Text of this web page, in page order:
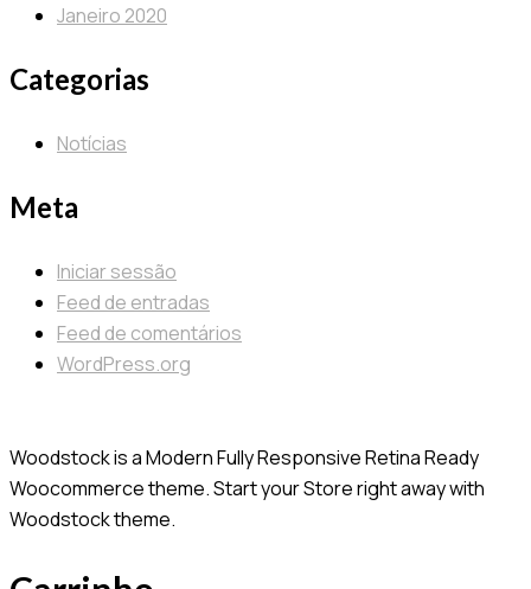
Janeiro 2020
Categorias
Notícias
Meta
Iniciar sessão
Feed de entradas
Feed de comentários
WordPress.org
Woodstock is a Modern Fully Responsive Retina Ready
Woocommerce theme. Start your Store right away with
Woodstock theme.